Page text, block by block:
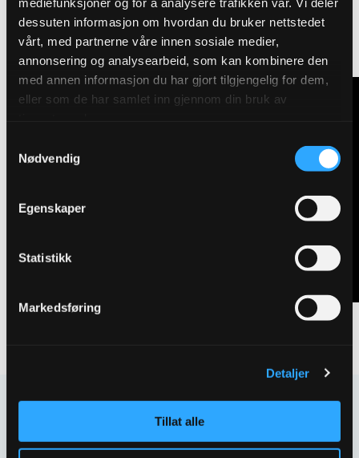
dessuten informasjon om hvordan du bruker nettstedet
vårt, med partnerne våre innen sosiale medier,
annonsering og analysearbeid, som kan kombinere den
med annen informasjon du har gjort tilgjengelig for dem,
eller som de har samlet inn gjennom din bruk av
Nødvendig
Egenskaper
Statistikk
Markedsføring
Detaljer
Tillat alle
Se hvordan bakkekranen
fungerer
Kontakt oss
Har spørsmål eller behov for hjelp så kontakt oss